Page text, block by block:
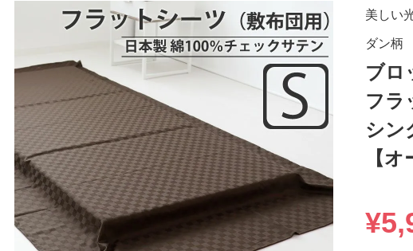
美しい
ダン柄
ブロ
フラ
シン
【
¥